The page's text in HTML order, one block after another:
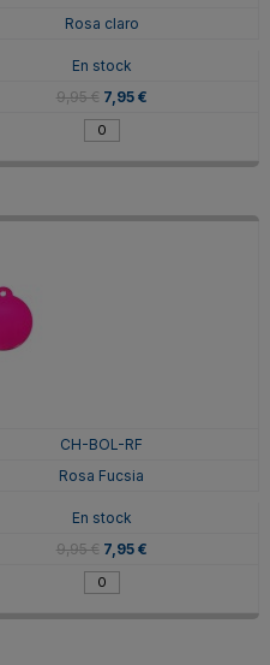
Rosa claro
En stock
9,95 € 7,95 €
CH-BOL-RF
Rosa Fucsia
En stock
9,95 € 7,95 €